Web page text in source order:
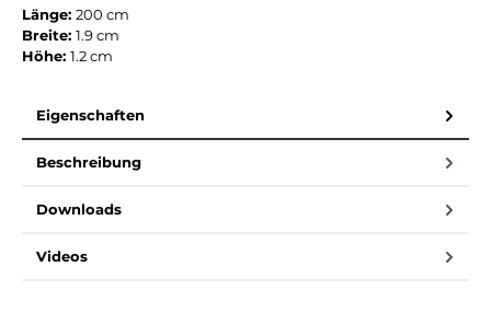
Länge: 200 cm
Breite: 1.9 cm
Höhe: 1.2 cm
Eigenschaften
Beschreibung
Downloads
Videos